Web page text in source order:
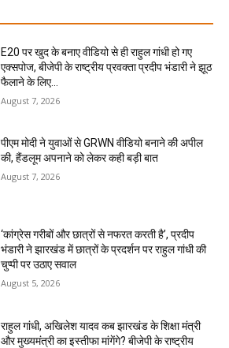
E20 पर खुद के बनाए वीडियो से ही राहुल गांधी हो गए
एक्सपोज, बीजेपी के राष्ट्रीय प्रवक्ता प्रदीप भंडारी ने झूठ
फैलाने के लिए...
August 7, 2026
पीएम मोदी ने युवाओं से GRWN वीडियो बनाने की अपील
की, हैंडलूम अपनाने को लेकर कही बड़ी बात
August 7, 2026
‘कांग्रेस गरीबों और छात्रों से नफरत करती है’, प्रदीप
भंडारी ने झारखंड में छात्रों के प्रदर्शन पर राहुल गांधी की
चुप्पी पर उठाए सवाल
August 5, 2026
राहुल गांधी, अखिलेश यादव कब झारखंड के शिक्षा मंत्री
और मुख्यमंत्री का इस्तीफा मांगेंगे? बीजेपी के राष्ट्रीय